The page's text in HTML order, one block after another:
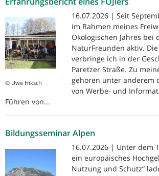
© Uwe Hiksch
16.07.2026 | Seit
im Rahmen meines
Ökologischen Jahres bei
NaturFreunden aktiv.
verbringe ich in der
Paretzer Straße. Zu
gehören unter anderem
von Werbe- und
Führen von...
Bildungsseminar Alpen
16.07.2026 | Unter dem
ein europäisches
Nutzung und Schutz“